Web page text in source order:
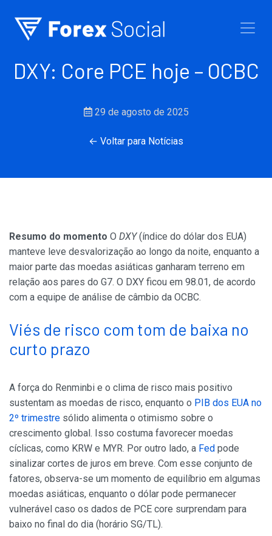
DXY: Core PCE hoje – OCBC
29 de agosto de 2025
← Voltar para Notícias
Resumo do momento O DXY(índice do dólar dos EUA)
manteve leve desvalorização ao longo da noite, enquanto a
maior parte das moedas asiáticas ganharam terreno em
relação aos pares do G7. O DXY ficou em 98.01, de acordo
com a equipe de análise de câmbio da OCBC.
Viés de risco com tom de baixa no
curto prazo
A força do Renminbi e o clima de risco mais positivo
sustentam as moedas de risco, enquanto o PIB dos EUA no
2º trimestre sólido alimenta o otimismo sobre o
crescimento global. Isso costuma favorecer moedas
cíclicas, como KRW e MYR. Por outro lado, a Fed pode
sinalizar cortes de juros em breve. Com esse conjunto de
fatores, observa-se um momento de equilíbrio em algumas
moedas asiáticas, enquanto o dólar pode permanecer
vulnerável caso os dados de PCE core surprendam para
baixo no final do dia (horário SG/TL).